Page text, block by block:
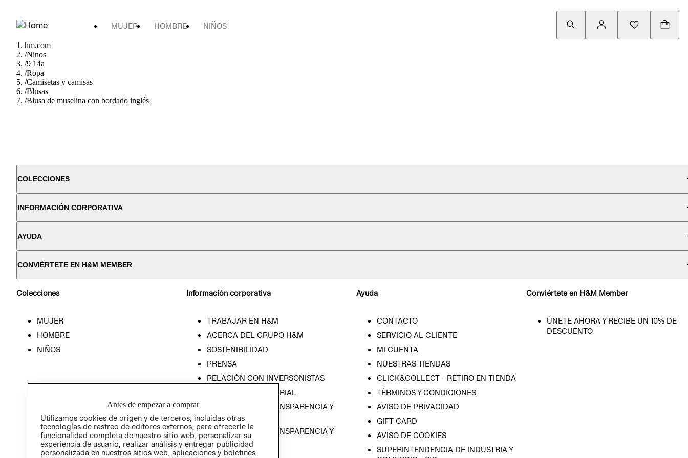
MUJER HOMBRE NIÑOS
hm.com
/Ninos
/9 14a
/Ropa
/Camisetas y camisas
/Blusas
/Blusa de muselina con bordado inglés
COLECCIONES
INFORMACIÓN CORPORATIVA
AYUDA
CONVIÉRTETE EN H&M MEMBER
Colecciones
MUJER
HOMBRE
NIÑOS
Información corporativa
TRABAJAR EN H&M
ACERCA DEL GRUPO H&M
SOSTENIBILIDAD
PRENSA
RELACIÓN CON INVERSONISTAS
POLÍTICA EMPRESARIAL
PROGRAMA DE TRANSPARENCIA Y
ÉTICA (ESPAÑOL)
PROGRAMA DE TRANSPARENCIA Y
ÉTICA (INGLÉS)
Ayuda
CONTACTO
SERVICIO AL CLIENTE
MI CUENTA
NUESTRAS TIENDAS
CLICK&COLLECT - RETIRO EN TIENDA
TÉRMINOS Y CONDICIONES
AVISO DE PRIVACIDAD
GIFT CARD
AVISO DE COOKIES
SUPERINTENDENCIA DE INDUSTRIA Y
Conviértete en H&M Member
ÚNETE AHORA Y RECIBE UN 10% DE
DESCUENTO
Antes de empezar a comprar
Utilizamos cookies de origen y de terceros, incluidas otras
tecnologías de rastreo de editores externos, para ofrecerle la
funcionalidad completa de nuestro sitio web, personalizar su
experiencia de usuario, realizar análisis y entregar publicidad
personalizada en nuestros sitios web, aplicaciones y boletines